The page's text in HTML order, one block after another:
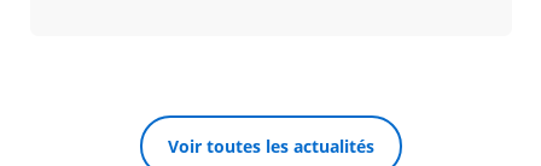
Voir toutes les actualités